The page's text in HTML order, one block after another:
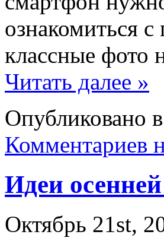
ознакомиться
классные фото
Читать далее »
Опубликовано
Комментариев
Идеи
Октябрь 21st,